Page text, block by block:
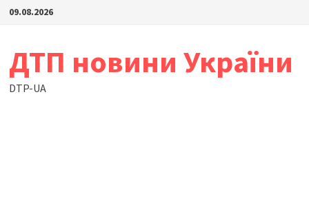
Skip09.08.2026
ДТП новини України
DTP-UA